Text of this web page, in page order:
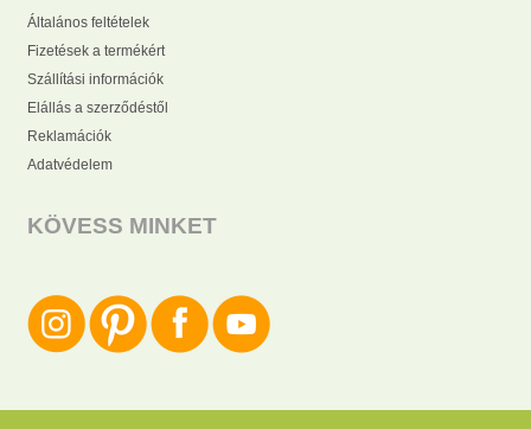
Általános feltételek
Fizetések a termékért
Szállítási információk
Elállás a szerződéstől
Reklamációk
Adatvédelem
KÖVESS MINKET